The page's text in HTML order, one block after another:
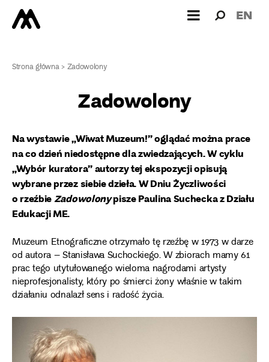
dla: EN
Strona główna>Zadowolony
Zadowolony
Na wystawie „Wiwat Muzeum!” oglądać można prace
na co dzień niedostępne dla zwiedzających. W cyklu
„Wybór kuratora” autorzy tej ekspozycji opisują
wybrane przez siebie dzieła. W Dniu Życzliwości
o rzeźbie Zadowolonypisze Paulina Suchecka z Działu
Edukacji ME.
Muzeum Etnograficzne otrzymało tę rzeźbę w 1973 w darze
od autora – Stanisława Suchockiego. W zbiorach mamy 61
prac tego utytułowanego wieloma nagrodami artysty
nieprofesjonalisty, który po śmierci żony właśnie w takim
działaniu odnalazł sens i radość życia.